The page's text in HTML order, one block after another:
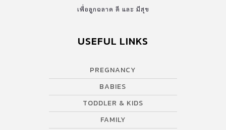
เพื่อลูกฉลาด ดี และ มีสุข
USEFUL LINKS
PREGNANCY
BABIES
TODDLER & KIDS
FAMILY